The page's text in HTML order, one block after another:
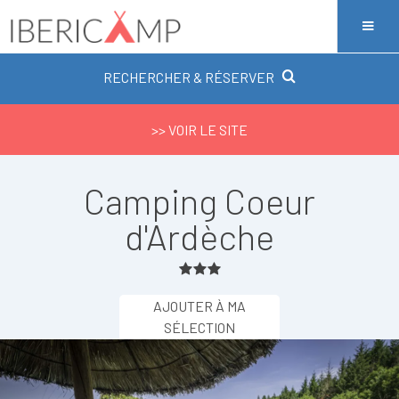
RECHERCHER & RÉSERVER
>> VOIR LE SITE
Camping Coeur
d'Ardèche
AJOUTER À MA
SÉLECTION